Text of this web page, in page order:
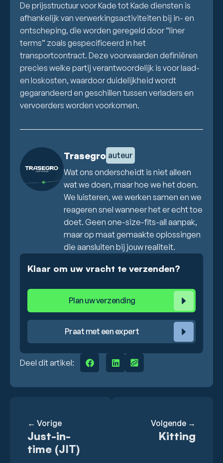
De prijsstructuur voor Kade tot Kade diensten is
afhankelijk van verwerkingsactiviteiten bij in- en
ontscheping, die worden geregeld door “liner
terms” zoals gespecificeerd in het
transportcontract. Deze voorwaarden definiëren
precies welke partij verantwoordelijk is voor laad-
en loskosten, waardoor duidelijkheid wordt
gegarandeerd en geschillen tussen verladers en
vervoerders worden voorkomen.
Trasegro auteur
Wat ons onderscheidt is niet alleen
wat we doen, maar hoe we het doen.
We luisteren, we werken samen en we
reageren snel wanneer het er echt toe
doet. Geen one-size-fits-all aanpak,
maar op maat gemaakte oplossingen
die aansluiten bij jouw realiteit.
Klaar om uw vracht te verzenden?
Plan uw verzending
Praat met een expert
Deel dit artikel:
← Vorige
Just-in-
time (JIT)
Volgende →
Kitting